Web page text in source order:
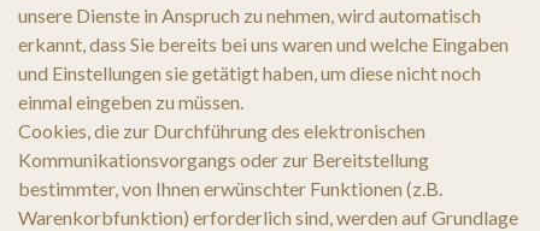
unsere Dienste in Anspruch zu nehmen, wird automatisch
erkannt, dass Sie bereits bei uns waren und welche Eingaben
und Einstellungen sie getätigt haben, um diese nicht noch
einmal eingeben zu müssen.
Cookies, die zur Durchführung des elektronischen
Kommunikationsvorgangs oder zur Bereitstellung
bestimmter, von Ihnen erwünschter Funktionen (z.B.
Warenkorbfunktion) erforderlich sind, werden auf Grundlage